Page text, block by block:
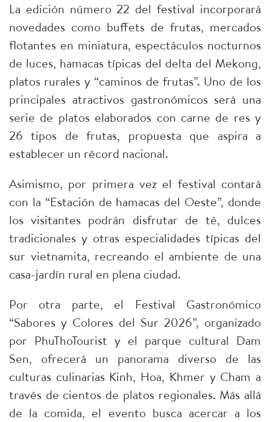
La edición número 22 del festival incorporará
novedades como buffets de frutas, mercados
flotantes en miniatura, espectáculos nocturnos
de luces, hamacas típicas del delta del Mekong,
platos rurales y “caminos de frutas”. Uno de los
principales atractivos gastronómicos será una
serie de platos elaborados con carne de res y
26 tipos de frutas, propuesta que aspira a
establecer un récord nacional.
Asimismo, por primera vez el festival contará
con la “Estación de hamacas del Oeste”, donde
los visitantes podrán disfrutar de té, dulces
tradicionales y otras especialidades típicas del
sur vietnamita, recreando el ambiente de una
casa-jardín rural en plena ciudad.
Por otra parte, el Festival Gastronómico
“Sabores y Colores del Sur 2026”, organizado
por PhuThoTourist y el parque cultural Dam
Sen, ofrecerá un panorama diverso de las
culturas culinarias Kinh, Hoa, Khmer y Cham a
través de cientos de platos regionales. Más allá
de la comida, el evento busca acercar a los